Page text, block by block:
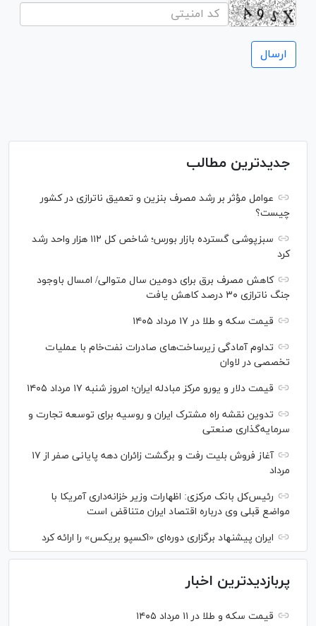
جدیدترین مطالب
عوامل مؤثر بر رشد مصرف بنزین و تعمیق ناترازی در کشور
چیست؟
سبزپوشی گسترده بازار بورس؛ شاخص کل ۱۱۲ هزار واحد رشد
کرد
کاهش مصرف برق برای دومین سال متوالی/ امسال باوجود
جنگ ناترازی ۳۰ درصد کاهش یافت
قیمت سکه و طلا در ۱۷ مرداد ۱۴۰۵
تداوم آمادگی زیرساخت‌های صادرات نفت‌خام با عملیات
تخصصی در لاوان
قیمت دلار و یورو مرکز مبادله ایران؛ امروز شنبه ۱۷ مرداد ۱۴۰۵
تدوین نقشه راه مشترک ایران و روسیه برای توسعه تجارت و
سرمایه‌گذاری صنعتی
آغاز فروش بلیت رفت و برگشت زائران دهه پایانی صفر از ۱۷
مرداد
رئیس‌کل بانک مرکزی: اظهارات وزیر خزانه‌داری آمریکا با
مواضع قبلی وی درباره اقتصاد ایران متناقض است
ایران پیشنهاد برگزاری دوره‌ای «اکسپو بریکس» را ارائه کرد
پربازدیدترین اخبار
قیمت سکه و طلا در ۱۱ مرداد ۱۴۰۵